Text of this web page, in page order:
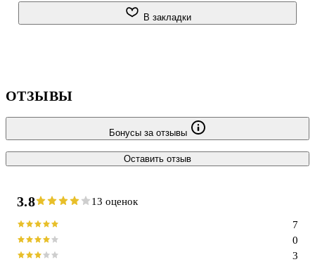
также сотни фотографий, лучшие из которых вошли в эту книгу.
В закладки
ОТЗЫВЫ
Бонусы за отзывы
Оставить отзыв
3.8 13 оценок
3
0
7